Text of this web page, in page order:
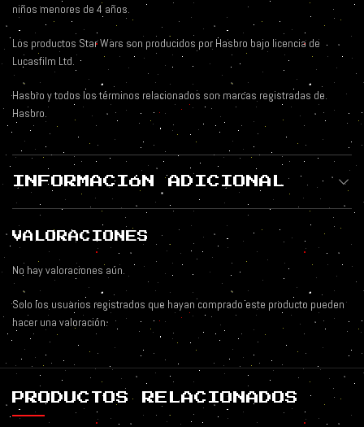
niños menores de 4 años.
Los productos Star Wars son producidos por Hasbro bajo licencia de
Lucasfilm Ltd.
Hasbro y todos los términos relacionados son marcas registradas de
Hasbro.
INFORMACIÓN ADICIONAL
VALORACIONES
No hay valoraciones aún.
Solo los usuarios registrados que hayan comprado este producto pueden
hacer una valoración.
PRODUCTOS RELACIONADOS